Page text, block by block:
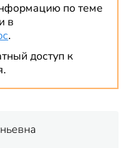
по теме
в
.
доступ к